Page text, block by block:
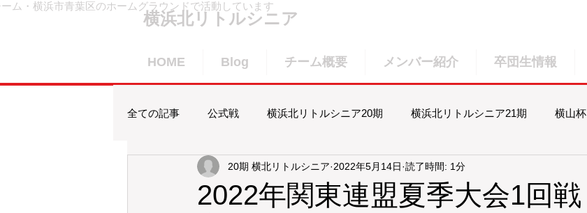
横浜北リトルシニア
ム・横浜市青葉区のホームグラウンドで活動しています
HOME Blog チーム概要 メンバー紹介 卒団生情報
全ての記事 公式戦 横浜北リトルシニア20期 横浜北リトルシニア21期 横山杯
賀詞交歓会 横浜北リトルシニア23期 横浜北リトルシニア24期
2022年関東連盟夏季大会1回戦
20期 横北リトルシニア 2022年5月14日 読了時間: 1分